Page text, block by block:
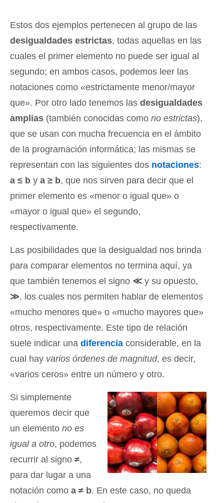
Estos dos ejemplos pertenecen al grupo de las
desigualdades estrictas, todas aquellas en las
cuales el primer elemento no puede ser igual al
segundo; en ambos casos, podemos leer las
notaciones como «estrictamente menor/mayor
que». Por otro lado tenemos las desigualdades
amplias (también conocidas como no estrictas),
que se usan con mucha frecuencia en el ámbito
de la programación informática; las mismas se
representan con las siguientes dos notaciones:
a ≤ b y a ≥ b, que nos sirven para decir que el
primer elemento es «menor o igual que» o
«mayor o igual que» el segundo,
respectivamente.
Las posibilidades que la desigualdad nos brinda
para comparar elementos no termina aquí, ya
que también tenemos el signo ≪ y su opuesto,
≫, los cuales nos permiten hablar de elementos
«mucho menores que» o «mucho mayores que»
otros, respectivamente. Este tipo de relación
suele indicar una diferencia considerable, en la
cual hay varios órdenes de magnitud, es decir,
«varios ceros» entre un número y otro.
Si simplemente
queremos decir que
un elemento no es
igual a otro, podemos
recurrir al signo ≠,
para dar lugar a una
notación como a ≠ b. En este caso, no queda